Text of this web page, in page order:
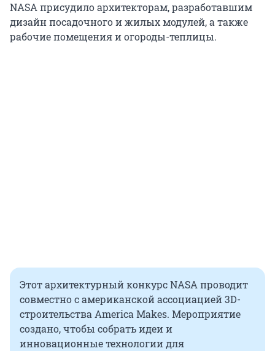
NASA присудило архитекторам, разработавшим
дизайн посадочного и жилых модулей, а также
рабочие помещения и огороды-теплицы.
Этот архитектурный конкурс NASA проводит
совместно с американской ассоциацией 3D-
строительства America Makes. Мероприятие
создано, чтобы собрать идеи и
инновационные технологии для